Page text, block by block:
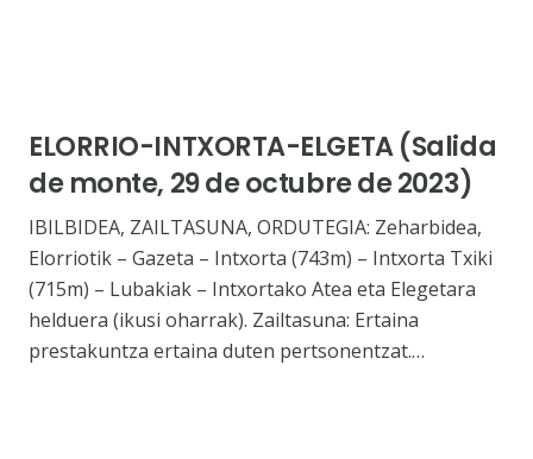
ELORRIO-INTXORTA-ELGETA (Salida
de monte, 29 de octubre de 2023)
IBILBIDEA, ZAILTASUNA, ORDUTEGIA: Zeharbidea,
Elorriotik – Gazeta – Intxorta (743m) – Intxorta Txiki
(715m) – Lubakiak – Intxortako Atea eta Elegetara
helduera (ikusi oharrak). Zailtasuna: Ertaina
prestakuntza ertaina duten pertsonentzat.…